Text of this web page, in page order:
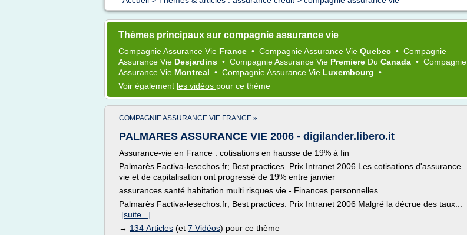
Thèmes principaux sur compagnie assurance vie
Compagnie Assurance Vie France • Compagnie Assurance Vie Quebec • Compagnie
Assurance Vie Desjardins • Compagnie Assurance Vie Premiere Du Canada • Compagnie
Assurance Vie Montreal • Compagnie Assurance Vie Luxembourg •
Voir également les vidéos pour ce thème
COMPAGNIE ASSURANCE VIE FRANCE »
PALMARES ASSURANCE VIE 2006 - digilander.libero.it
Assurance-vie en France : cotisations en hausse de 19% à fin
Palmarès Factiva-lesechos.fr; Best practices. Prix Intranet 2006 Les cotisations d'assurance
vie et de capitalisation ont progressé de 19% entre janvier
assurances santé habitation multi risques vie - Finances personnelles
Palmarès Factiva-lesechos.fr; Best practices. Prix Intranet 2006 Malgré la décrue des taux...
[suite...]
→ 134 Articles (et 7 Vidéos) pour ce thème